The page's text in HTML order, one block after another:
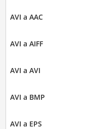
AVI a AAC
AVI a AIFF
AVI a AVI
AVI a BMP
AVI a EPS